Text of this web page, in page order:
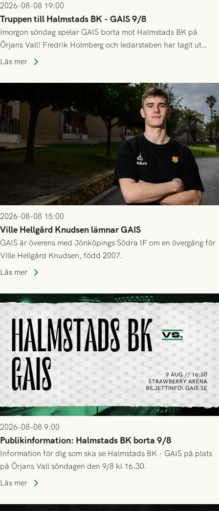
2026-08-08 19:00
Truppen till Halmstads BK - GAIS 9/8
Imorgon söndag spelar GAIS borta mot Halmstads BK på
Örjans Vall! Fredrik Holmberg och ledarstaben har tagit ut
följande trupp till matchen:
Läs mer
2026-08-08 15:00
Ville Hellgård Knudsen lämnar GAIS
GAIS är överens med Jönköpings Södra IF om en övergång för
Ville Hellgård Knudsen, född 2007.
Läs mer
2026-08-08 9:00
Publikinformation: Halmstads BK borta 9/8
Information för dig som ska se Halmstads BK - GAIS på plats
på Örjans Vall söndagen den 9/8 kl 16.30.
Läs mer